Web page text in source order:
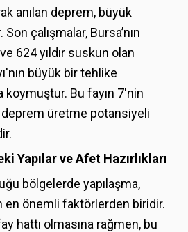
anılan deprem, büyük
Son çalışmalar, Bursa’nın
624 yıldır suskun olan
büyük bir tehlike
Bu fayın 7'nin
üretme potansiyeli
Yapılar ve Afet Hazırlıkları
bölgelerde yapılaşma,
en önemli faktörlerden biridir.
hattı olmasına rağmen, bu